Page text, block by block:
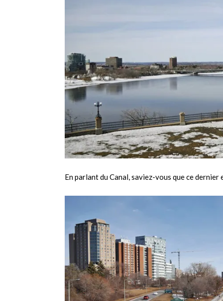
En parlant du Canal, saviez-vous que ce dernier